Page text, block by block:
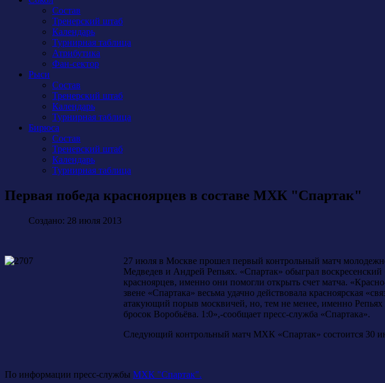
Состав
Тренерский штаб
Календарь
Турнирная таблица
Атрибутика
Фан-сектор
Рыси
Состав
Тренерский штаб
Календарь
Турнирная таблица
Бирюса
Состав
Тренерский штаб
Календарь
Турнирная таблица
Первая победа красноярцев в составе МХК "Спартак"
Создано: 28 июля 2013
27 июля в Москве прошел первый контрольный матч
Медведев и Андрей Репьях. «Спартак» обыграл
красноярцев, именно они помогли открыть счет матча.
звене «Спартака» весьма удачно действовала красноярская
атакующий порыв москвичей, но, тем не менее, именно
бросок Воробьёва. 1:0»,-сообщает пресс-служба «Спартака».
Следующий контрольный матч МХК «Спартак» состоится 30
По информации пресс-службы МХК "Спартак".